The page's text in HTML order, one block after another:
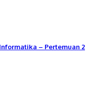
– Pertemuan 2